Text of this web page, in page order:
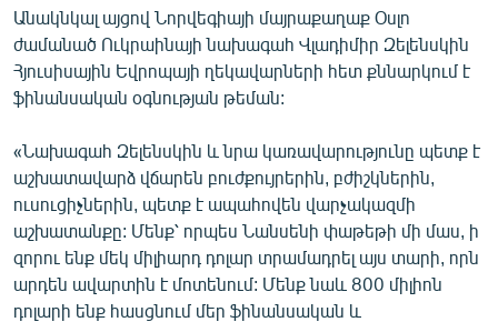
ՏԵՍԱՆՅՈՒԹԵՐ
ԲԱՆԱՎԵՃ
ՓՈԴՔԱՍԹ
Հայերեն
English
Русский
Անակնկալ այցով Նորվեգիայի մայրաքաղաք Օսլո
ժամանած Ուկրաինայի նախագահ Վլադիմիր Զելենսկին
Հյուսիսային Եվրոպայի ղեկավարների հետ քննարկում է
ֆինանսական օգնության թեման:
«Նախագահ Զելենսկին և նրա կառավարությունը պետք է
աշխատավարձ վճարեն բուժքույրերին, բժիշկներին,
ուսուցիչներին, պետք է ապահովեն վարչակազմի
աշխատանքը: Մենք՝ որպես Նանսենի փաթեթի մի մաս, ի
զորու ենք մեկ միլիարդ դոլար տրամադրել այս տարի, որն
արդեն ավարտին է մոտենում: Մենք նաև 800 միլիոն
դոլարի ենք հասցնում մեր ֆինանսական և